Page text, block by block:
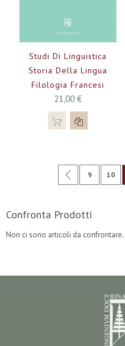
Studi Di Linguistica
Storia Della Lingua
Filologia Francesi
21,00 €
Pagina Pagina
Precedente
Pagina
9 10
Confronta Prodotti
Non ci sono articoli da confrontare.